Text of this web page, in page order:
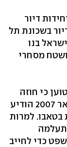
דיור
בנתה 95 יחידות דיור בשכונת תל
בנו
דיור ושטח מסחרי
כי חוזה
הפיתוח נחתם עם אשדר ב-1999, ובינואר 2007 הודיע
בטאבו. למרות
כדי לחייב